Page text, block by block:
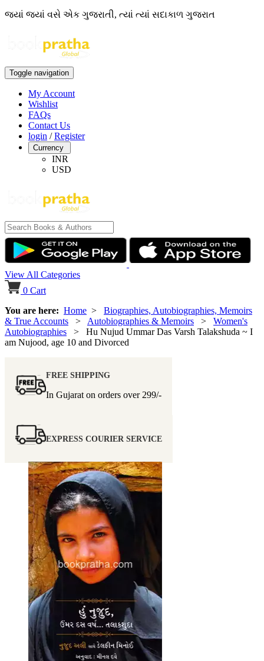
જ્યાં જ્યાં વસે એક ગુજરાતી, ત્યાં ત્યાં સદાકાળ ગુજરાત
Toggle navigation
My Account
Wishlist
FAQs
Contact Us
login /Register
Currency
INR
USD
View All Categories
0 Cart
You are here: Home > Biographies, Autobiographies, Memoirs
& True Accounts > Autobiographies & Memoirs > Women's
Autobiographies > Hu Nujud Ummar Das Varsh Talakshuda ~ I
am Nujood, age 10 and Divorced
FREE SHIPPING
In Gujarat on orders over 299/-
EXPRESS COURIER SERVICE